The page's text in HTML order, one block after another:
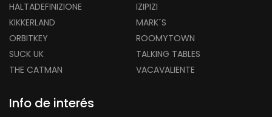
HALTADEFINIZIONE
IZIPIZI
KIKKERLAND
MARK´S
ORBITKEY
ROOMYTOWN
SUCK UK
TALKING TABLES
THE CATMAN
VACAVALIENTE
Info de interés